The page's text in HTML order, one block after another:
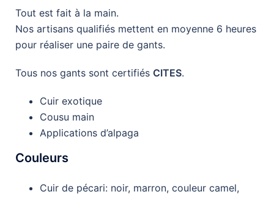
Tout est fait à la main.
Nos artisans qualifiés mettent en moyenne 6 heures
pour réaliser une paire de gants.
Tous nos gants sont certifiés CITES.
Cuir exotique
Cousu main
Applications d’alpaga
Couleurs
Cuir de pécari: noir, marron, couleur camel,